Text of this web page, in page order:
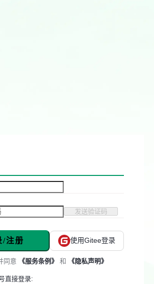
发送验证码
/注册 使用Gitee登录
同意 《服务条例》 和 《隐私声明》
直接登录: